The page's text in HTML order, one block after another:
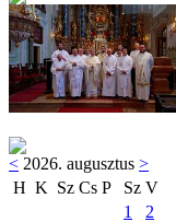
< 2026. augusztus >
H K Sz Cs P Sz V
1
2